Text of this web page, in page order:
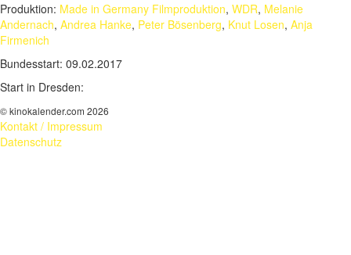
Produktion: Made in Germany Filmproduktion, WDR, Melanie
Andernach, Andrea Hanke, Peter Bösenberg, Knut Losen, Anja
Firmenich
Bundesstart: 09.02.2017
Start in Dresden:
© kinokalender.com 2026
Kontakt / Impressum
Datenschutz